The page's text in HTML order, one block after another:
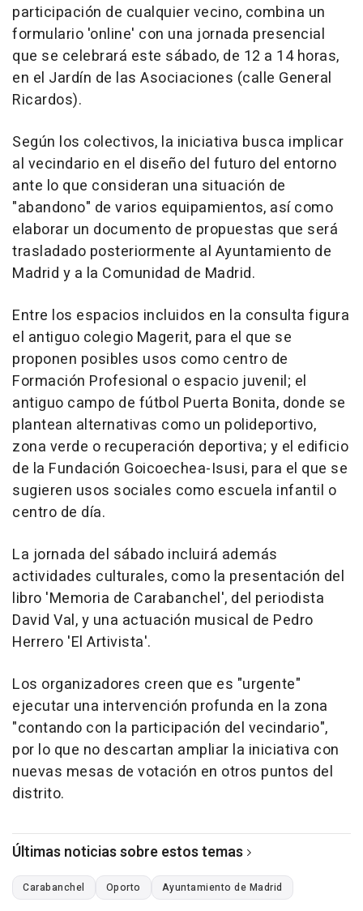
participación de cualquier vecino, combina un
formulario 'online' con una jornada presencial
que se celebrará este sábado, de 12 a 14 horas,
en el Jardín de las Asociaciones (calle General
Ricardos).
Según los colectivos, la iniciativa busca implicar
al vecindario en el diseño del futuro del entorno
ante lo que consideran una situación de
"abandono" de varios equipamientos, así como
elaborar un documento de propuestas que será
trasladado posteriormente al Ayuntamiento de
Madrid y a la Comunidad de Madrid.
Entre los espacios incluidos en la consulta figura
el antiguo colegio Magerit, para el que se
proponen posibles usos como centro de
Formación Profesional o espacio juvenil; el
antiguo campo de fútbol Puerta Bonita, donde se
plantean alternativas como un polideportivo,
zona verde o recuperación deportiva; y el edificio
de la Fundación Goicoechea-Isusi, para el que se
sugieren usos sociales como escuela infantil o
centro de día.
La jornada del sábado incluirá además
actividades culturales, como la presentación del
libro 'Memoria de Carabanchel', del periodista
David Val, y una actuación musical de Pedro
Herrero 'El Artivista'.
Los organizadores creen que es "urgente"
ejecutar una intervención profunda en la zona
"contando con la participación del vecindario",
por lo que no descartan ampliar la iniciativa con
nuevas mesas de votación en otros puntos del
distrito.
Últimas noticias sobre estos temas
Carabanchel Oporto Ayuntamiento de Madrid